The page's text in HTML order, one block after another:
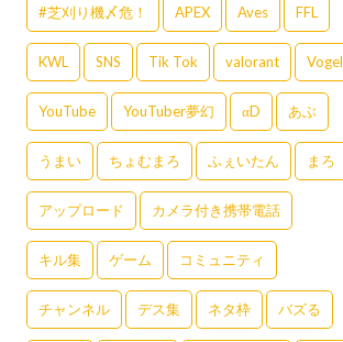
#芝刈り機〆危！ APEX Aves FFL
KWL SNS Tik Tok valorant Vogel
YouTube YouTuber夢幻 αD あぶ
うまい ちょむまろ ふぇいたん まろ
アップロード カメラ付き携帯電話
キル集 ゲーム コミュニティ
チャンネル デス集 ネタ枠 バズる